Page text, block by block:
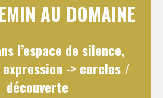
AU DOMAINE
l’espace de silence,
-> cercles /
découverte